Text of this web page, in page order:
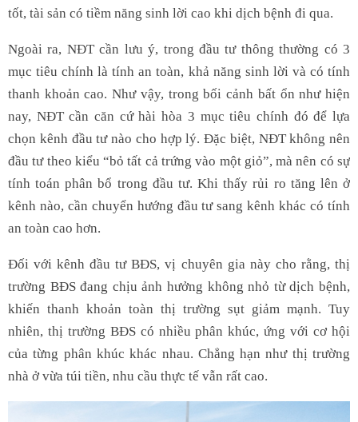
tốt, tài sản có tiềm năng sinh lời cao khi dịch bệnh đi qua.
Ngoài ra, NĐT cần lưu ý, trong đầu tư thông thường có 3
mục tiêu chính là tính an toàn, khả năng sinh lời và có tính
thanh khoản cao. Như vậy, trong bối cảnh bất ổn như hiện
nay, NĐT cần căn cứ hài hòa 3 mục tiêu chính đó để lựa
chọn kênh đầu tư nào cho hợp lý. Đặc biệt, NĐT không nên
đầu tư theo kiểu “bỏ tất cả trứng vào một giỏ”, mà nên có sự
tính toán phân bổ trong đầu tư. Khi thấy rủi ro tăng lên ở
kênh nào, cần chuyển hướng đầu tư sang kênh khác có tính
an toàn cao hơn.
Đối với kênh đầu tư BĐS, vị chuyên gia này cho rằng, thị
trường BĐS đang chịu ảnh hưởng không nhỏ từ dịch bệnh,
khiến thanh khoản toàn thị trường sụt giảm mạnh. Tuy
nhiên, thị trường BĐS có nhiều phân khúc, ứng với cơ hội
của từng phân khúc khác nhau. Chẳng hạn như thị trường
nhà ở vừa túi tiền, nhu cầu thực tế vẫn rất cao.